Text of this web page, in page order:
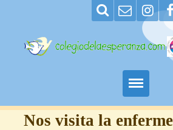
Padres
Nos visita la